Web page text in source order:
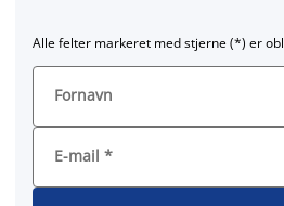
Alle felter markeret med stjerne (*) er
Fornavn
E-mail *